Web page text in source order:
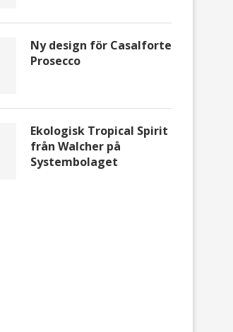
Ny design för Casalforte
Prosecco
Ekologisk Tropical Spirit
från Walcher på
Systembolaget